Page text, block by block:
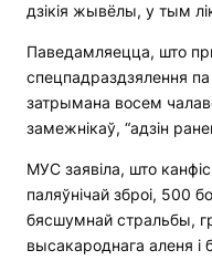
дзікія жывёлы, у тым
Паведамляецца, што
спецпадраздзялення
затрымана восем
замежнікаў, “адзін
МУС заявіла, што
паляўнічай зброі, 500
бясшумнай стральбы,
высакароднага аленя і